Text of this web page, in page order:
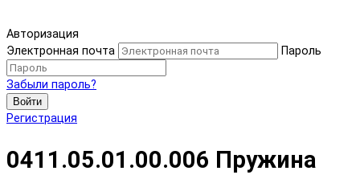
Авторизация
Электронная почта
Пароль
Забыли пароль?
Войти
Регистрация
0411.05.01.00.006 Пружина